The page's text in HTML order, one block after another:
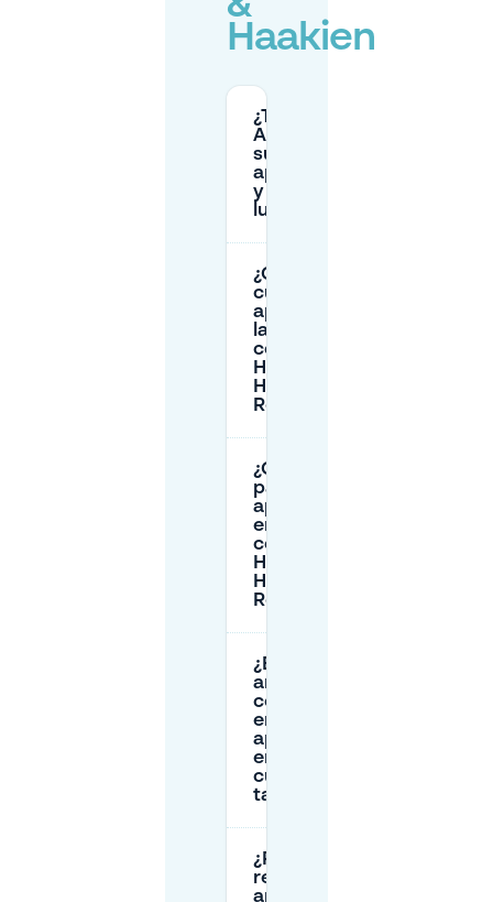
Haakien
¿Tiene Hostel
Ani & Haakien
su propio
aparcamiento
y está en el
lugar?
¿Cuánto
cuesta
aparcar en
la calle
cerca de
Hostel Ani &
Haakien en
Rotterdam?
¿Cómo puedo
pagar el
aparcamiento
en la calle
cerca de
Hostel Ani &
Haakien en
Rotterdam?
¿Es
arriesgado
confiar en
encontrar
aparcamiento
en la calle
cuando llego
tarde?
¿Puedo
reservar
aparcamiento